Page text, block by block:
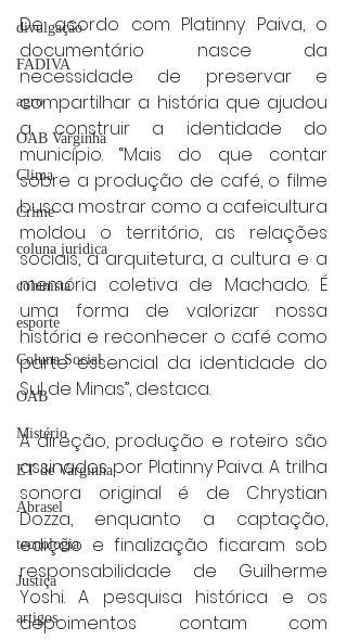
divulgação
FADIVA
agro
OAB Varginha
Clima
Crime
coluna juridica
colunista
esporte
Coluna Social
OAB
Mistério
ET de Varginha
Abrasel
tecnologia
Justiça
artigos
De acordo com Platinny Paiva, o
documentário nasce da
necessidade de preservar e
compartilhar a história que ajudou
a construir a identidade do
município. “Mais do que contar
sobre a produção de café, o filme
busca mostrar como a cafeicultura
moldou o território, as relações
sociais, a arquitetura, a cultura e a
memória coletiva de Machado. É
uma forma de valorizar nossa
história e reconhecer o café como
parte essencial da identidade do
Sul de Minas”, destaca.
A direção, produção e roteiro são
assinados por Platinny Paiva. A trilha
sonora original é de Chrystian
Dozza, enquanto a captação,
edição e finalização ficaram sob
responsabilidade de Guilherme
Yoshi. A pesquisa histórica e os
depoimentos contam com